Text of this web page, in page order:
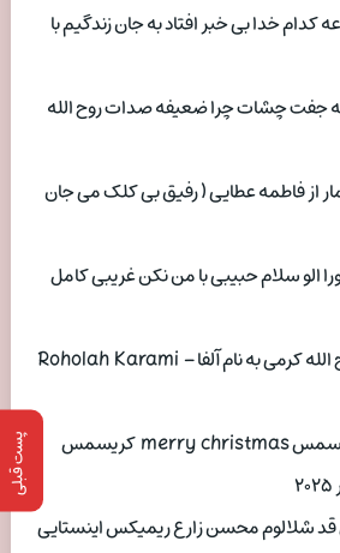
پست قبلی
کدام خدا بی خبر افتاد به جان زندگیم با
جفت چشات چرا ضعیفه صدات روح الله
از فاطمه عطایی ( رفیق بی کلک می جان
الو سلام حبیبی با من نکن غریبی کامل
دانلود آهنگ جدید روح الله کرمی به نام آلفا Roholah Karami –
دانلود آهنگ مری کریسمس merry christmas کریسمس
قد شلالوم محسن زارع ریمیکس اینستایی